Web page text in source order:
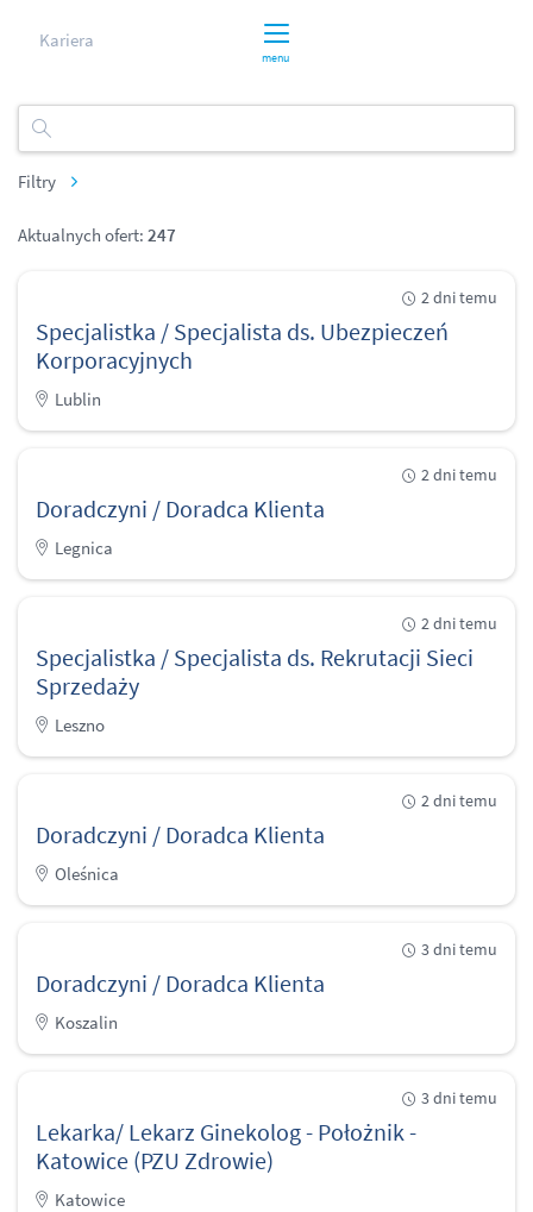
menu
Kariera
Filtry
Aktualnych ofert: 247
Specjalistka / Specjalista ds. Ubezpieczeń
Korporacyjnych
2 dni temu
Lublin
Doradczyni / Doradca Klienta
2 dni temu
Legnica
Specjalistka / Specjalista ds. Rekrutacji Sieci
Sprzedaży
2 dni temu
Leszno
Doradczyni / Doradca Klienta
2 dni temu
Oleśnica
Doradczyni / Doradca Klienta
3 dni temu
Koszalin
Lekarka/ Lekarz Ginekolog - Położnik -
Katowice (PZU Zdrowie)
3 dni temu
Katowice